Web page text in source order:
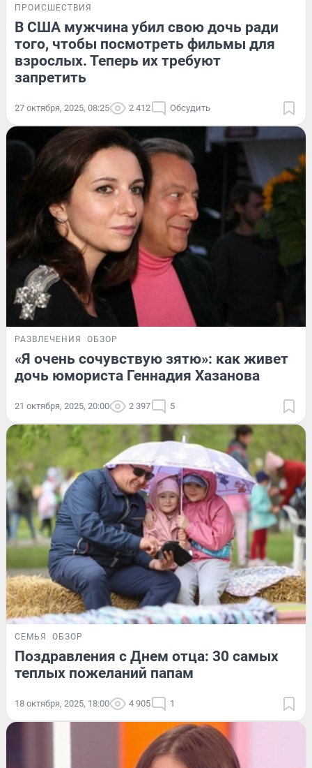
ПРОИСШЕСТВИЯ
В США мужчина убил свою дочь ради
того, чтобы посмотреть фильмы для
взрослых. Теперь их требуют
запретить
27 октября, 2025, 08:25 2 412 Обсудить
РАЗВЛЕЧЕНИЯ ОБЗОР
«Я очень сочувствую зятю»: как живет
дочь юмориста Геннадия Хазанова
21 октября, 2025, 20:00 2 397 5
СЕМЬЯ ОБЗОР
Поздравления с Днем отца: 30 самых
теплых пожеланий папам
18 октября, 2025, 18:00 4 905 1